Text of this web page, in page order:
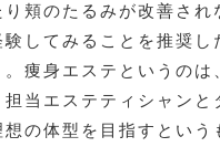
頬のたるみが改善さ
してみることを推奨
痩身エステというの
当エステティシャンと
の体型を目指すという